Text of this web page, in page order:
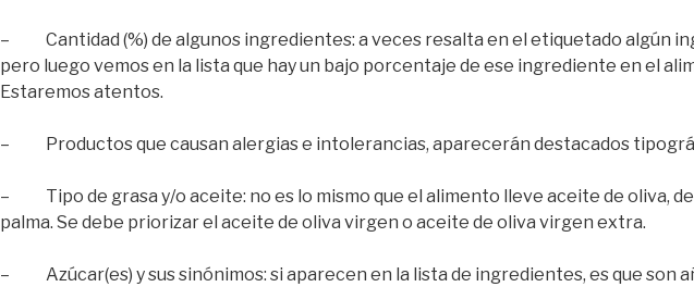
– Cantidad (%) de algunos ingredientes: a veces resalta en el etiquetado algún
pero luego vemos en la lista que hay un bajo porcentaje de ese ingrediente en el
Estaremos atentos.
– Productos que causan alergias e intolerancias, aparecerán destacados
– Tipo de grasa y/o aceite: no es lo mismo que el alimento lleve aceite de oliva,
palma. Se debe priorizar el aceite de oliva virgen o aceite de oliva virgen extra.
– Azúcar(es) y sus sinónimos: si aparecen en la lista de ingredientes, es que son